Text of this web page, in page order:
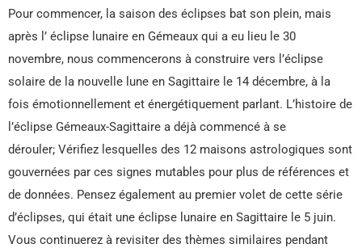
Pour commencer, la saison des éclipses bat son plein, mais
après l’ éclipse lunaire en Gémeaux qui a eu lieu le 30
novembre, nous commencerons à construire vers l’éclipse
solaire de la nouvelle lune en Sagittaire le 14 décembre, à la
fois émotionnellement et énergétiquement parlant. L’histoire de
l’éclipse Gémeaux-Sagittaire a déjà commencé à se
dérouler; Vérifiez lesquelles des 12 maisons astrologiques sont
gouvernées par ces signes mutables pour plus de références et
de données. Pensez également au premier volet de cette série
d’éclipses, qui était une éclipse lunaire en Sagittaire le 5 juin.
Vous continuerez à revisiter des thèmes similaires pendant